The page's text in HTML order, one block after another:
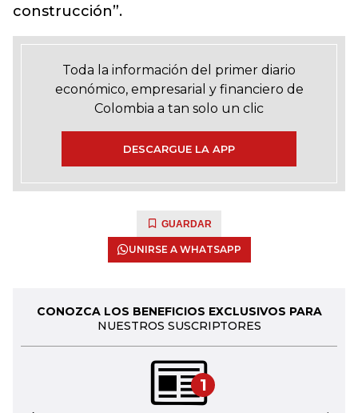
construcción”.
Toda la información del primer diario
económico, empresarial y financiero de
Colombia a tan solo un clic
DESCARGUE LA APP
GUARDAR
UNIRSE A WHATSAPP
CONOZCA LOS BENEFICIOS EXCLUSIVOS PARA
NUESTROS SUSCRIPTORES
1